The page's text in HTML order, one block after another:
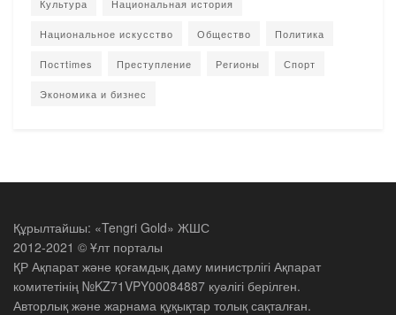
Культура Национальная история
Национальное искусство Общество Политика
Постtimes Преступление Регионы Спорт
Экономика и бизнес
Құрылтайшы: «Tengri Gold» ЖШС
2012-2021 © Ұлт порталы
ҚР Ақпарат және қоғамдық даму министрлігі Ақпарат
комитетінің №KZ71VPY00084887 куәлігі берілген.
Авторлық және жарнама құқықтар толық сақталған.